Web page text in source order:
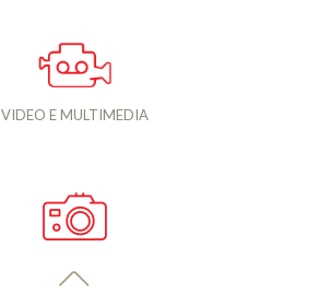
VIDEO E MULTIMEDIA